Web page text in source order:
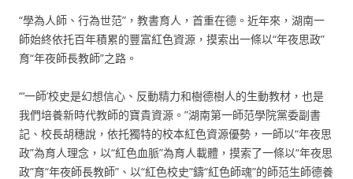
“學為人師、行為世范”，教書育人，首重在德。近年來，湖南一
師始終依托百年積累的豐富紅色資源，摸索出一條以“年夜思政”
育“年夜師長教師”之路。
“‘一師’校史是幻想信心、反動精力和樹德樹人的生動教材，也是
我們培養新時代教師的寶貴資源。”湖南第一師范學院黨委副書
記、校長胡穗說，依托獨特的校本紅色資源優勢，一師以“年夜思
政”為育人理念，以“紅色血脈”為育人載體，摸索了一條以“年夜思
政”育“年夜師長教師”、以“紅色校史”鑄“紅色師魂”的師范生師德養